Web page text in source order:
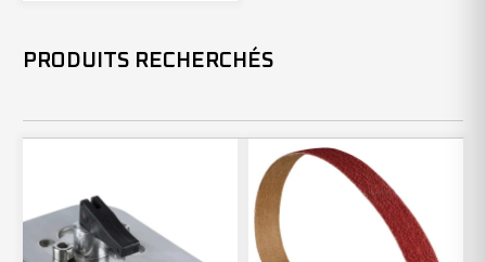
PRODUITS RECHERCHÉS